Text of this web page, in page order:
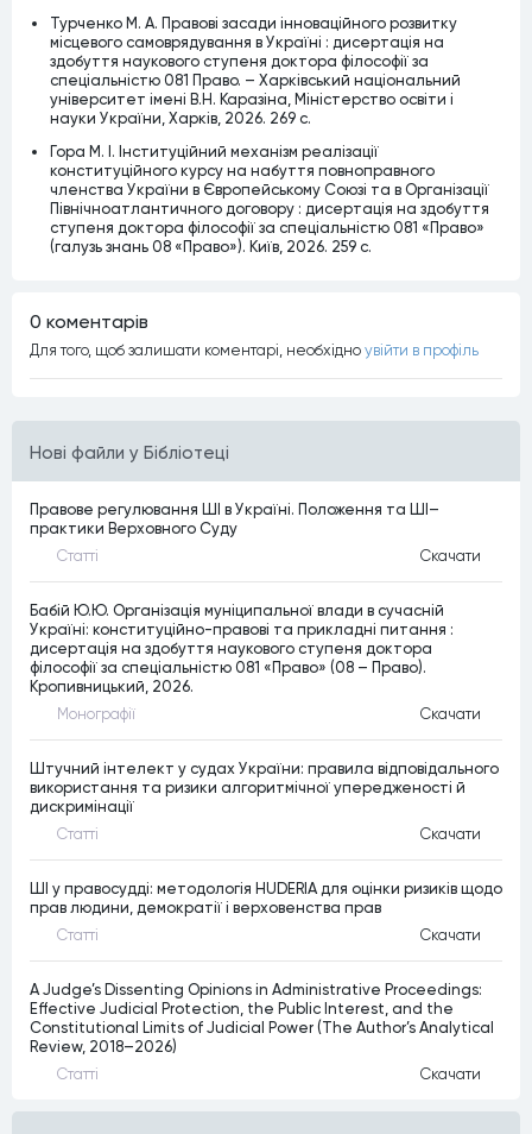
Нові файли у Бібліотеці
Правове регулювання ШІ в Україні. Положення та ШІ–
практики Верховного Суду
Статтi Скачати
Бабій Ю.Ю. Організація муніципальної влади в сучасній
Україні: конституційно-правові та прикладні питання :
дисертація на здобуття наукового ступеня доктора
філософії за спеціальністю 081 «Право» (08 – Право).
Кропивницький, 2026.
Монографiї Скачати
Штучний інтелект у судах України: правила відповідального
використання та ризики алгоритмічної упередженості й
дискримінації
Статтi Скачати
ШІ у правосудді: методологія HUDERIA для оцінки ризиків щодо
прав людини, демократії і верховенства прав
Статтi Скачати
A Judge’s Dissenting Opinions in Administrative Proceedings:
Effective Judicial Protection, the Public Interest, and the
Constitutional Limits of Judicial Power (The Author’s Analytical
Review, 2018–2026)
Статтi Скачати
Турченко М. А. Правові засади інноваційного розвитку
місцевого самоврядування в Україні : дисертація на
здобуття наукового ступеня доктора філософії за
спеціальністю 081 Право. – Харківський національний
університет імені В.Н. Каразіна, Міністерство освіти і
науки України, Харків, 2026. 269 c.
Гора М. І. Інституційний механізм реалізації
конституційного курсу на набуття повноправного
членства України в Європейському Союзі та в Організації
Північноатлантичного договору : дисертація на здобуття
ступеня доктора філософії за спеціальністю 081 «Право»
(галузь знань 08 «Право»). Київ, 2026. 259 с.
0 коментарiв
Для того, щоб залишати коментарi, необхiдно увiйти в профiль